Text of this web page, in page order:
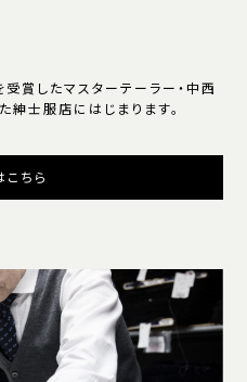
賞したマスターテーラー・中西
士服店にはじまります。
こちら